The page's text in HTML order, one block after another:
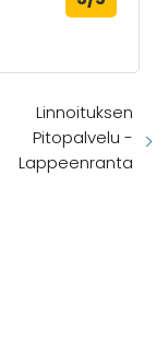
Linnoituksen
Pitopalvelu -
Lappeenranta